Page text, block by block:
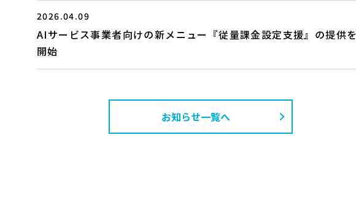
2026.04.09
AIサービス事業者向けの新メニュー『従量課金設定支援』の提供を
開始
お知らせ一覧へ